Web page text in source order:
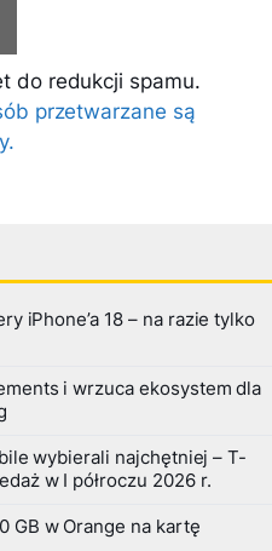
do redukcji spamu.
przetwarzane są
iPhone’a 18 – na razie tylko
i wrzuca ekosystem dla
wybierali najchętniej – T-
w I półroczu 2026 r.
GB w Orange na kartę